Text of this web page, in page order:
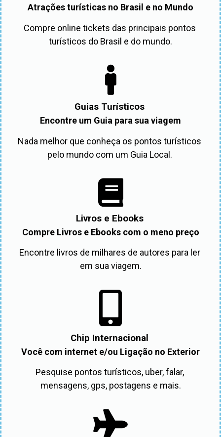
Atrações turísticas no Brasil e no Mundo
Compre online tickets das principais pontos
turísticos do Brasil e do mundo.
Guias Turísticos
Encontre um Guia para sua viagem
Nada melhor que conheça os pontos turísticos
pelo mundo com um Guia Local.
Livros e Ebooks
Compre Livros e Ebooks com o meno preço
Encontre livros de milhares de autores para ler
em sua viagem.
Chip Internacional
Você com internet e/ou Ligação no Exterior
Pesquise pontos turísticos, uber, falar,
mensagens, gps, postagens e mais.